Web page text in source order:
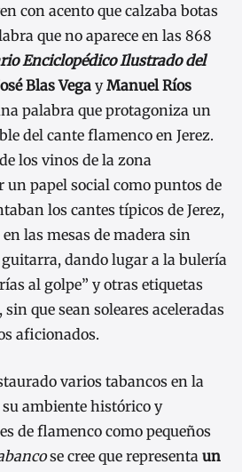
con acento que calzaba botas
que no aparece en las 868
Enciclopédico Ilustrado del
Blas Vega yManuel Ríos
palabra que protagoniza un
del cante flamenco en Jerez.
los vinos de la zona
papel social como puntos de
los cantes típicos de Jerez,
las mesas de madera sin
dando lugar a la bulería
al golpe” y otras etiquetas
que sean soleares aceleradas
aficionados.
varios tabancos en la
ambiente histórico y
de flamenco como pequeños
se cree que representa un